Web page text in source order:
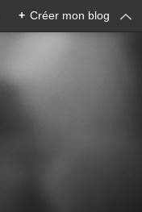
+ Créer mon blog